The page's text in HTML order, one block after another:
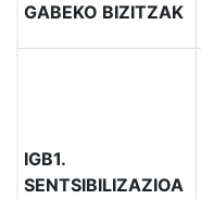
GABEKO BIZITZAK
IGB1.
SENTSIBILIZAZIOA